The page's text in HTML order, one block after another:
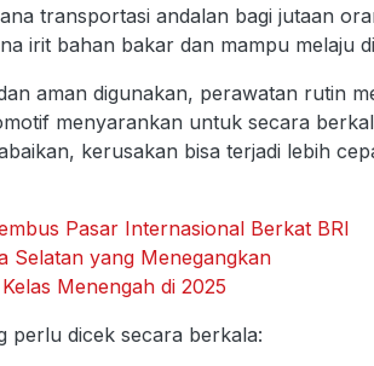
transportasi andalan bagi jutaan
irit bahan bakar dan mampu melaju
aman digunakan, perawatan rutin
menyarankan untuk secara
kerusakan bisa terjadi lebih
Pasar Internasional Berkat BRI
Selatan yang Menegangkan
Menengah di 2025
perlu dicek secara berkala: